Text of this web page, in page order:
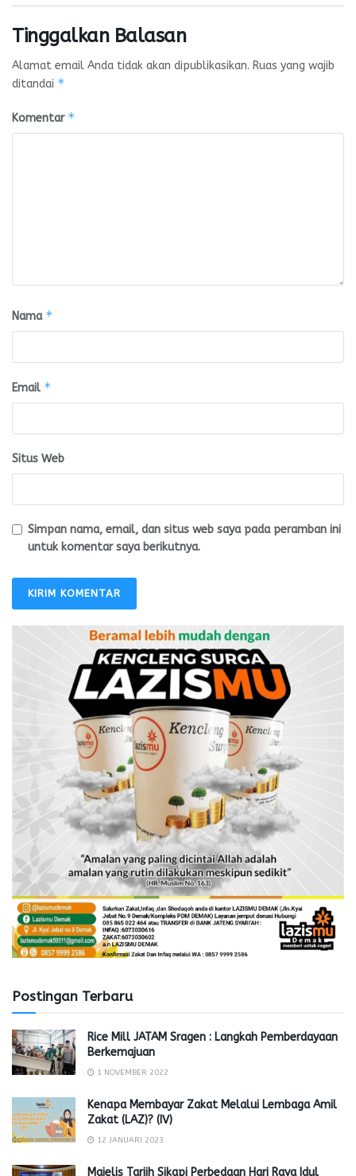
Tinggalkan Balasan
Alamat email Anda tidak akan dipublikasikan. Ruas yang wajib
ditandai *
Komentar *
Nama *
Email *
Situs Web
Simpan nama, email, dan situs web saya pada peramban ini
untuk komentar saya berikutnya.
Postingan Terbaru
Rice Mill JATAM Sragen : Langkah Pemberdayaan
Berkemajuan
1 NOVEMBER 2022
Kenapa Membayar Zakat Melalui Lembaga Amil
Zakat (LAZ)? (IV)
12 JANUARI 2023
Majelis Tarjih Sikapi Perbedaan Hari Raya Idul